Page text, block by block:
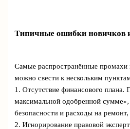
Типичные ошибки новичков
Самые распространённые промахи
можно свести к нескольким
1. Отсутствие финансового плана.
максимальной одобренной
безопасности и расходы на ремонт,
2. Игнорирование правовой